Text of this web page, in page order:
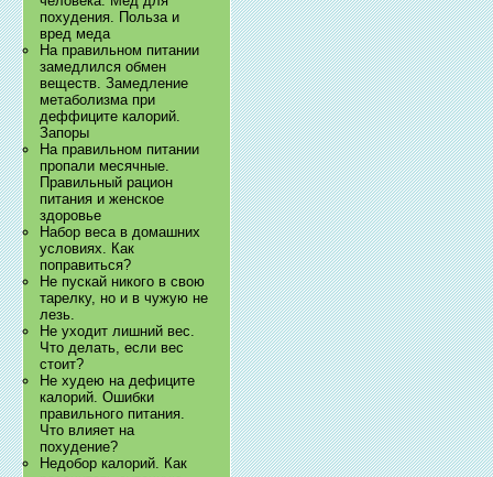
похудения. Польза и
вред меда
На правильном питании
замедлился обмен
веществ. Замедление
метаболизма при
деффиците калорий.
Запоры
На правильном питании
пропали месячные.
Правильный рацион
питания и женское
здоровье
Набор веса в домашних
условиях. Как
поправиться?
Не пускай никого в свою
тарелку, но и в чужую не
лезь.
Не уходит лишний вес.
Что делать, если вес
стоит?
Не худею на дефиците
калорий. Ошибки
правильного питания.
Что влияет на
похудение?
Недобор калорий. Как